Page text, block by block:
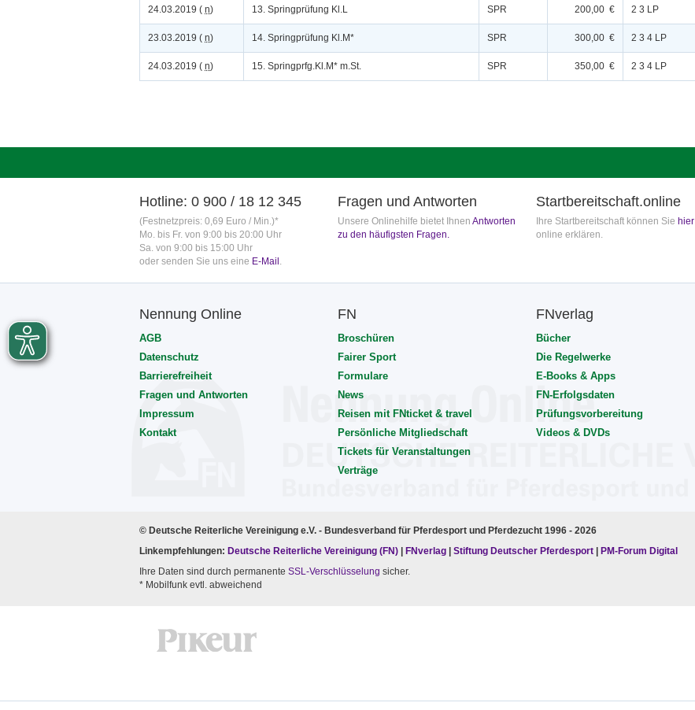
24.03.2019 ( n) 13. Springprüfung Kl.L SPR 200,00 € 2 3 LP
23.03.2019 ( n) 14. Springprüfung Kl.M* SPR 300,00 € 2 3 4 LP
24.03.2019 ( n) 15. Springprfg.Kl.M* m.St. SPR 350,00 € 2 3 4 LP
Hotline: 0 900 / 18 12 345
(Festnetzpreis: 0,69 Euro / Min.)*
Mo. bis Fr. von 9:00 bis 20:00 Uhr
Sa. von 9:00 bis 15:00 Uhr
oder senden Sie uns eine E-Mail .
Fragen und Antworten
Unsere Onlinehilfe bietet Ihnen Antworten
zu den häufigsten Fragen.
Startbereitschaft.online
Ihre Startbereitschaft können Sie hier
online erklären.
Nennung Online
AGB
Datenschutz
Barrierefreiheit
Fragen und Antworten
Impressum
Kontakt
FN
Broschüren
Fairer Sport
Formulare
News
Reisen mit FNticket & travel
Persönliche Mitgliedschaft
Tickets für Veranstaltungen
Verträge
FNverlag
Bücher
Die Regelwerke
E-Books & Apps
FN-Erfolgsdaten
Prüfungsvorbereitung
Videos & DVDs
© Deutsche Reiterliche Vereinigung e.V. - Bundesverband für Pferdesport und Pferdezucht 1996 - 2026
Linkempfehlungen: Deutsche Reiterliche Vereinigung (FN) FNverlag Stiftung Deutscher Pferdesport
PM-Forum Digital
Ihre Daten sind durch permanente SSL-Verschlüsselung sicher.
* Mobilfunk evtl. abweichend